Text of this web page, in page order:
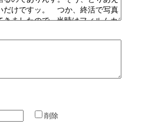
削除